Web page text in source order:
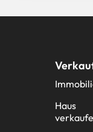
Haus